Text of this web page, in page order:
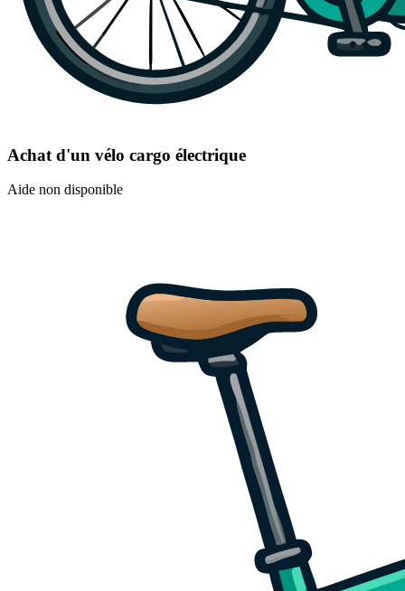
Achat d'un vélo cargo électrique
Aide non disponible